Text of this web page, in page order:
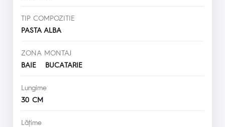
TIP COMPOZITIE
PASTA ALBA
ZONA MONTAJ
BAIE BUCATARIE
Lungime
30 CM
Lăţime